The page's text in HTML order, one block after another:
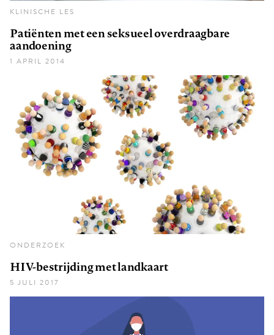
KLINISCHE LES
Patiënten met een seksueel overdraagbare
aandoening
1 APRIL 2014
ONDERZOEK
HIV-bestrijding met landkaart
5 JULI 2017